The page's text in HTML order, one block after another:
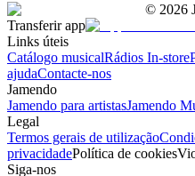
© 2026
Transferir app
Links úteis
Catálogo musicalRádios In-store
ajudaContacte-nos
Jamendo
Jamendo para artistasJamendo
Legal
Termos gerais de utilização
privacidadePolítica de cookies
Siga-nos